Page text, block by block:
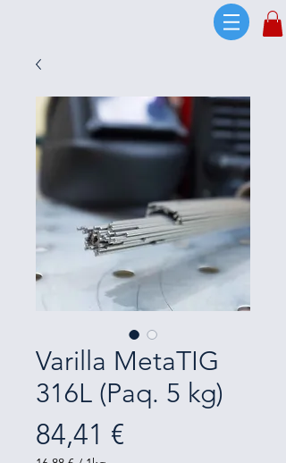
Varilla MetaTIG
316L (Paq. 5 kg)
84,41 €